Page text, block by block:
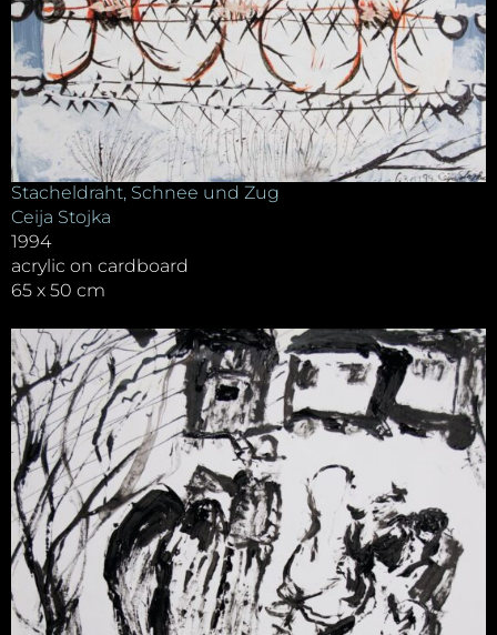
Stacheldraht, Schnee und Zug
Ceija Stojka
1994
acrylic on cardboard
65 x 50 cm